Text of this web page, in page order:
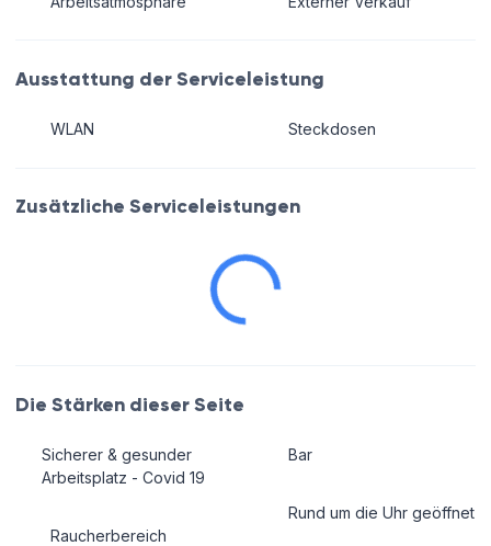
Ausstattung der Serviceleistung
WLAN Steckdosen
Zusätzliche Serviceleistungen
Die Stärken dieser Seite
Sicherer & gesunder
Arbeitsplatz - Covid 19
Raucherbereich
Bar
Rund um die Uhr geöffnet